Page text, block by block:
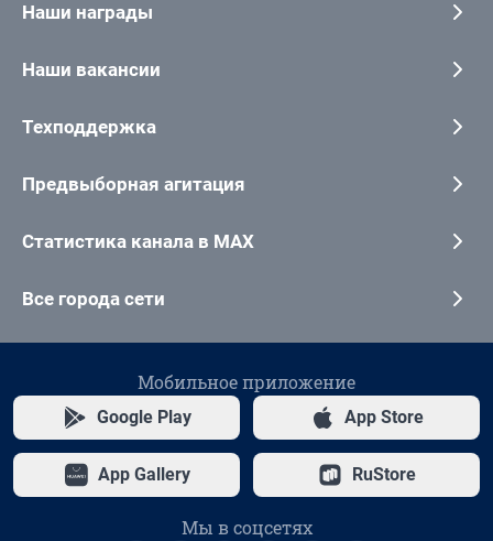
Наши награды
Наши вакансии
Техподдержка
Предвыборная агитация
Статистика канала в MAX
Все города сети
Мобильное приложение
Google Play App Store
App Gallery RuStore
Мы в соцсетях